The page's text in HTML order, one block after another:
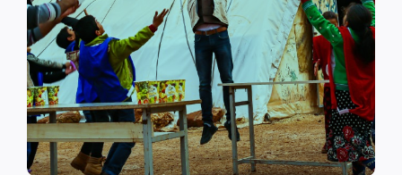
على أهمية حماية الطفل وإنشاء
مراكز لبناء القدرات والتوعية
الصحية والنفسية.
اقرأ المزيد